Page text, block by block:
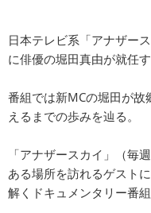
日本テレビ系「アナザー
に俳優の堀田真由が就任す
番組では新MCの堀田が
えるまでの歩みを辿る。
「アナザースカイ」（毎
ある場所を訪れるゲスト
解くドキュメンタリー番